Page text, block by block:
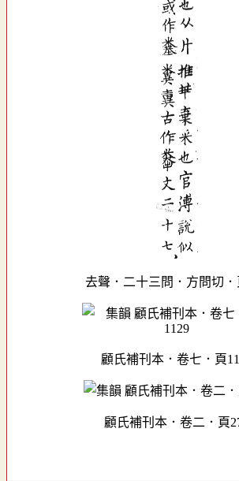
去聲．二十三問．方問切．
顧氏補刊本．卷七．頁
顧氏補刊本．卷二．頁